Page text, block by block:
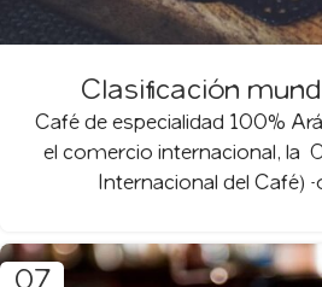
Clasificación
Café de especialidad 100%
el comercio internacional, la
Internacional del Café)